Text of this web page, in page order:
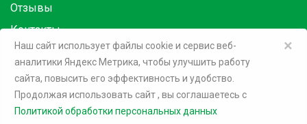
Отзывы
Контакты
Товары в розницу на маркетплейсах:
©2026 Терри Голд
×
Наш сайт использует файлы cookie и сервис веб-
аналитики Яндекс Метрика, чтобы улучшить работу
сайта, повысить его эффективность и удобство.
Продолжая использовать сайт, вы соглашаетесь c
Политикой обработки персональных данных